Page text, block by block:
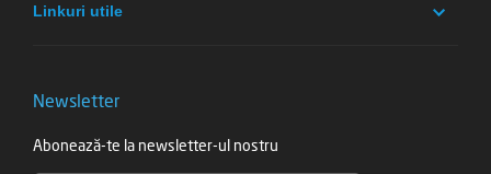
Linkuri utile
Newsletter
Abonează-te la newsletter-ul nostru